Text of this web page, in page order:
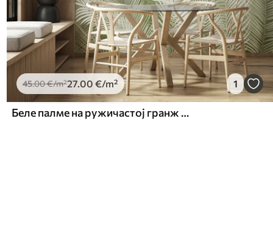
45.00€/m²27.00 €/m² 1
Беле палме на ружичастој гранж позадини. у зеленим бојама